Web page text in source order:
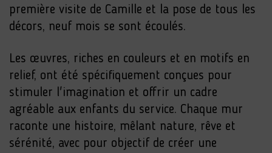
première visite de Camille et la pose de tous les
décors, neuf mois se sont écoulés.
Les œuvres, riches en couleurs et en motifs en
relief, ont été spécifiquement conçues pour
stimuler l'imagination et offrir un cadre
agréable aux enfants du service. Chaque mur
raconte une histoire, mêlant nature, rêve et
sérénité, avec pour objectif de créer une